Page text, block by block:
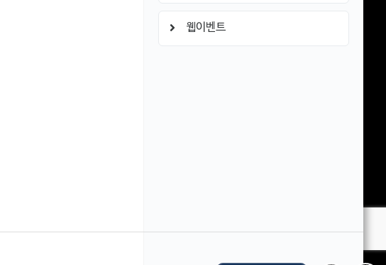
웹이벤트